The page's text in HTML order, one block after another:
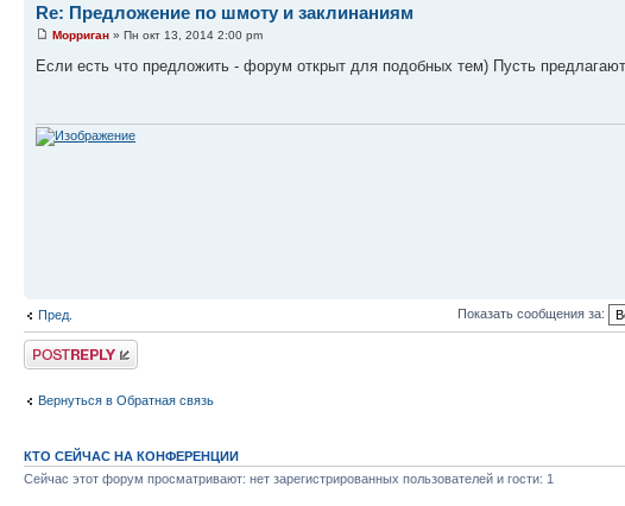
Re: Предложение по шмоту и заклинаниям
Морриган » Пн окт 13, 2014 2:00 pm
Если есть что предложить - форум открыт для подобных тем) Пусть
Пред. Показать сообщения за:
Ответить
Вернуться в Обратная связь
КТО СЕЙЧАС НА КОНФЕРЕНЦИИ
Сейчас этот форум просматривают: нет зарегистрированных пользователей и гости: 1